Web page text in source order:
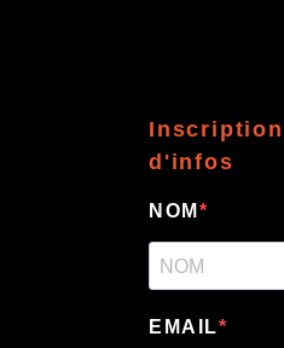
d'infos
NOM
EMAIL